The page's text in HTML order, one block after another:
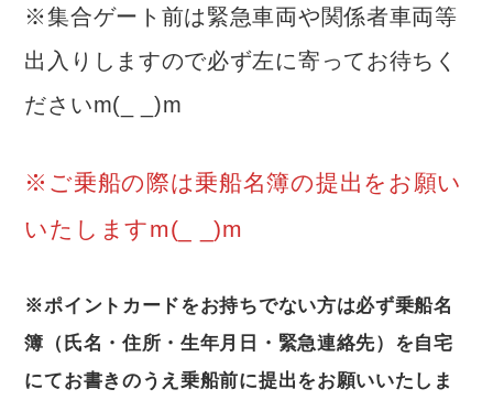
※集合ゲート前は緊急車両や関係者車両等
出入りしますので必ず左に寄ってお待ちく
ださいm(_ _)m
※ご乗船の際は乗船名簿の提出をお願い
いたしますm(_ _)m
※ポイントカードをお持ちでない方は必ず乗船名
簿（氏名・住所・生年月日・緊急連絡先）を自宅
にてお書きのうえ乗船前に提出をお願いいたしま